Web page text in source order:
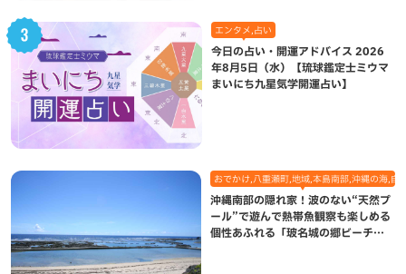
エンタメ,占い
今日の占い・開運アドバイス 2026
年8月5日（水）【琉球鑑定士ミウマ
まいにち九星気学開運占い】
おでかけ,八重瀬町,地域,本島南部,沖縄の海,自
沖縄南部の隠れ家！波のない“天然プ
ール”で遊んで熱帯魚観察も楽しめる
個性あふれる「玻名城の郷ビーチ」